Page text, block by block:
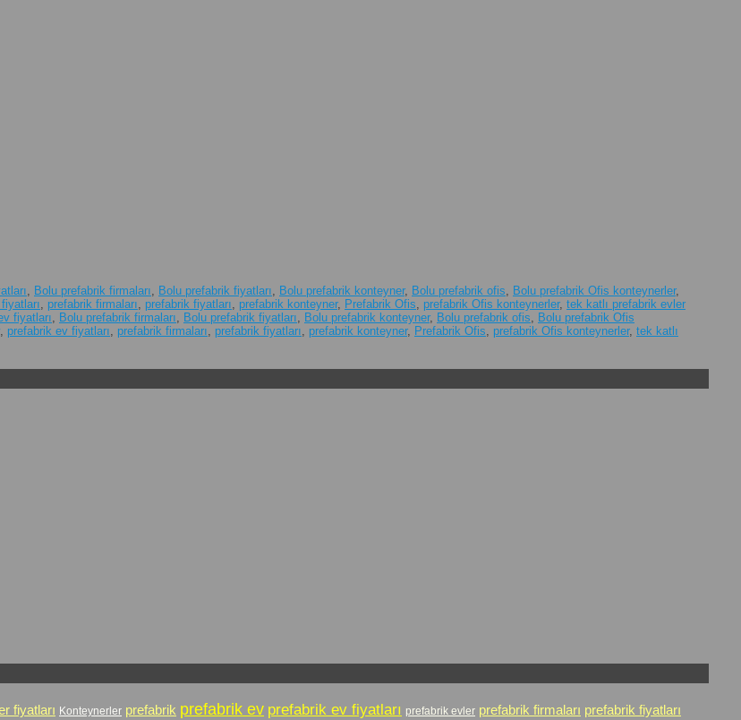
, Bolu prefabrik firmaları, Bolu prefabrik fiyatları, Bolu prefabrik konteyner, Bolu prefabrik ofis, Bolu prefabrik Ofis konteynerler,
, prefabrik firmaları, prefabrik fiyatları, prefabrik konteyner, Prefabrik Ofis, prefabrik Ofis konteynerler, tek katlı prefabrik evler
fiyatları, Bolu prefabrik firmaları, Bolu prefabrik fiyatları, Bolu prefabrik konteyner, Bolu prefabrik ofis, Bolu prefabrik Ofis
, prefabrik ev fiyatları, prefabrik firmaları, prefabrik fiyatları, prefabrik konteyner, Prefabrik Ofis, prefabrik Ofis konteynerler, tek katlı
fiyatları Konteynerler prefabrik prefabrik ev prefabrik ev fiyatları prefabrik evler prefabrik firmaları prefabrik fiyatları